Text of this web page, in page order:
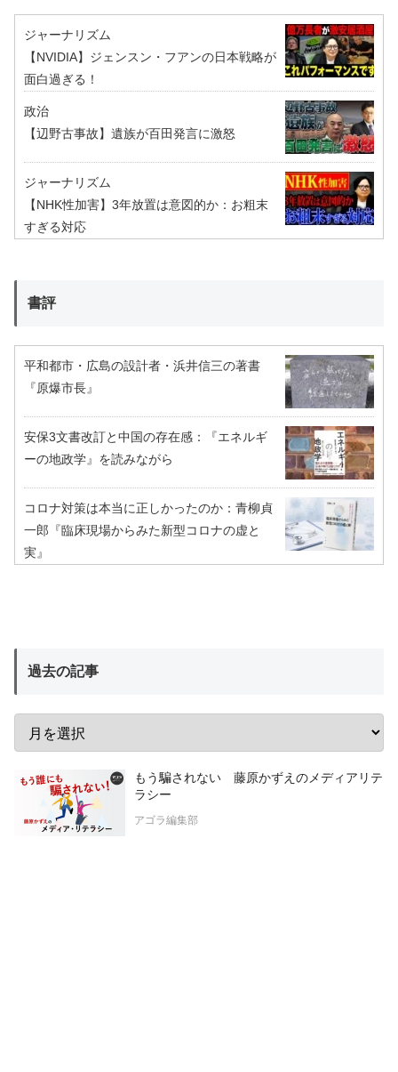
ジャーナリズム
【NVIDIA】ジェンスン・フアンの日本戦略が
面白過ぎる！
政治
【辺野古事故】遺族が百田発言に激怒
ジャーナリズム
【NHK性加害】3年放置は意図的か：お粗末
すぎる対応
書評
平和都市・広島の設計者・浜井信三の著書
『原爆市長』
安保3文書改訂と中国の存在感：『エネルギ
ーの地政学』を読みながら
コロナ対策は本当に正しかったのか：青柳貞
一郎『臨床現場からみた新型コロナの虚と
実』
過去の記事
もう騙されない 藤原かずえのメディアリテ
ラシー
アゴラ編集部